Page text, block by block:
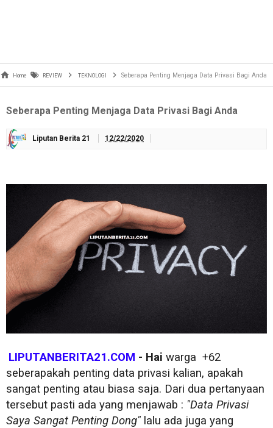
Home REVIEW TEKNOLOGI Seberapa Penting Menjaga Data Privasi Bagi Anda
Seberapa Penting Menjaga Data Privasi Bagi Anda
Liputan Berita 21 12/22/2020
LIPUTANBERITA21.COM - Hai warga +62
seberapakah penting data privasi kalian, apakah
sangat penting atau biasa saja. Dari dua pertanyaan
tersebut pasti ada yang menjawab : "Data Privasi
Saya Sangat Penting Dong" lalu ada juga yang